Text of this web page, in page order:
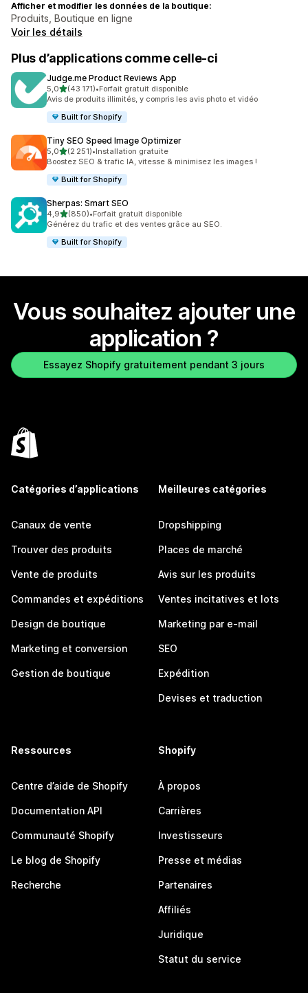
Afficher et modifier les données de la boutique:
Produits, Boutique en ligne
Voir les détails
Plus d’applications comme celle-ci
Judge.me Product Reviews App
5,0étoile(s) sur 5
(43 171)
43171 avis au total
•Forfait gratuit disponible
Avis de produits illimités, y compris les avis photo et vidéo
Built for Shopify
Tiny SEO Speed Image Optimizer
5,0étoile(s) sur 5
(2 251)
2251 avis au total
•Installation gratuite
Boostez SEO & trafic IA, vitesse & minimisez les images !
Built for Shopify
Sherpas: Smart SEO
4,9étoile(s) sur 5
(850)
850 avis au total
•Forfait gratuit disponible
Générez du trafic et des ventes grâce au SEO.
Built for Shopify
Vous souhaitez ajouter une
application ?
Essayez Shopify gratuitement pendant 3 jours
Catégories d’applications
Canaux de vente
Trouver des produits
Vente de produits
Commandes et expéditions
Design de boutique
Marketing et conversion
Gestion de boutique
Meilleures catégories
Dropshipping
Places de marché
Avis sur les produits
Ventes incitatives et lots
Marketing par e-mail
SEO
Expédition
Devises et traduction
Ressources
Centre d’aide de Shopify
Documentation API
Communauté Shopify
Le blog de Shopify
Recherche
Shopify
À propos
Carrières
Investisseurs
Presse et médias
Partenaires
Affiliés
Juridique
Statut du service